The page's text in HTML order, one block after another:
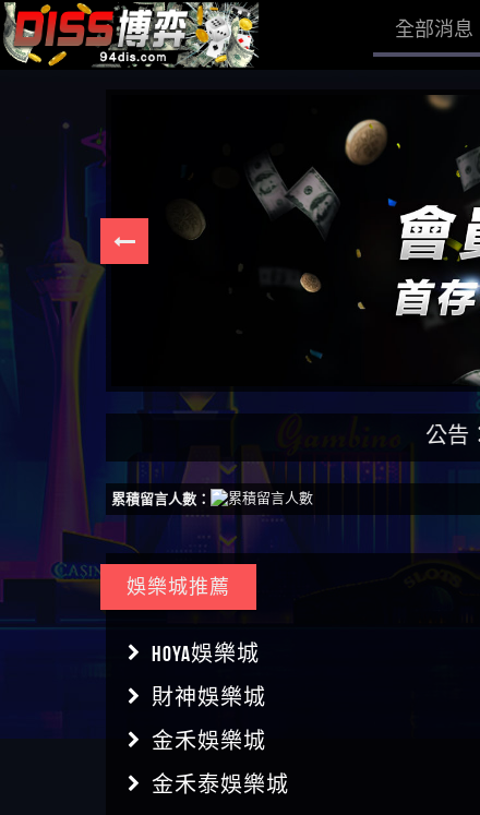
全部消息
公告：DISS博弈
累積留言人數：
娛樂城推薦
HOYA娛樂城
財神娛樂城
金禾娛樂城
金禾泰娛樂城